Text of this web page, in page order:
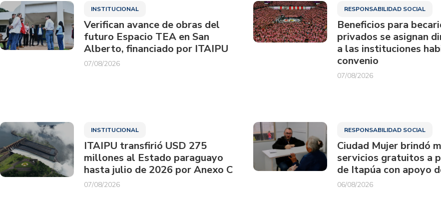
INSTITUCIONAL
Verifican avance de obras del
futuro Espacio TEA en San
Alberto, financiado por ITAIPU
07/08/2026
RESPONSABILIDAD SOCIAL
Beneficios para
privados se asignan
a las instituciones
convenio
07/08/2026
INSTITUCIONAL
ITAIPU transfirió USD 275
millones al Estado paraguayo
hasta julio de 2026 por Anexo C
07/08/2026
RESPONSABILIDAD SOCIAL
Ciudad Mujer brindó
servicios gratuitos a
de Itapúa con apoyo
06/08/2026